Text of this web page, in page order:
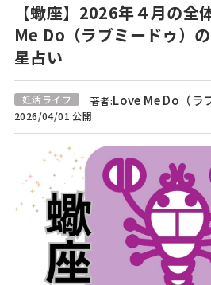
【蠍座】2026年４月の全
Me Do（ラブミードゥ）
星占い
妊活ライフ 著者:Love Me Do（ラ
2026/04/01 公開